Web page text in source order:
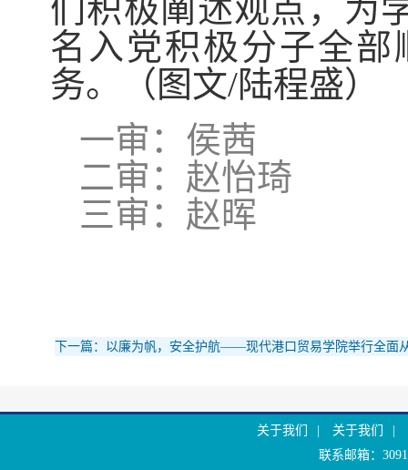
们积极阐述观点，为
名入党积极分子全
务。（图文/陆程盛）
一审：侯茜
二审：赵怡琦
三审：赵晖
下一篇：以廉为帆，安全护航——现代港口贸易学院举行全面
关于我们 | 关于我们 |
联系邮箱：